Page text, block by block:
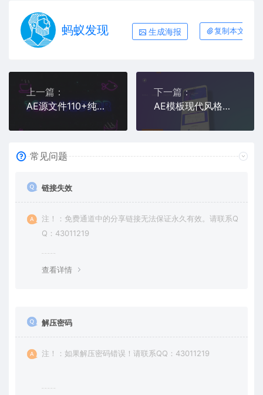
蚂蚁发现 生成海报 复制本文链接
上一篇：
AE源文件110+纯矢量化设计的霓虹灯发光图标动画素材集
下一篇：
AE模板现代风格干净整洁的手机APP应用程序宣传片
常见问题
链接失效
注！：免费通道中的分享链接无法保证永久有效。请联系Q
Q：43011219
查看详情
解压密码
注！：如果解压密码错误！请联系QQ：43011219